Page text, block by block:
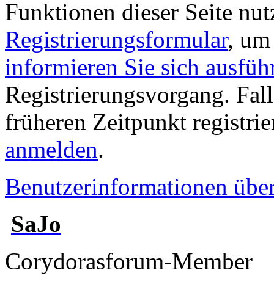
Funktionen dieser Seite
Registrierungsformular,
informieren Sie sich
Registrierungsvorgang.
früheren Zeitpunkt
anmelden.
Benutzerinformationen
SaJo
Corydorasforum-Member